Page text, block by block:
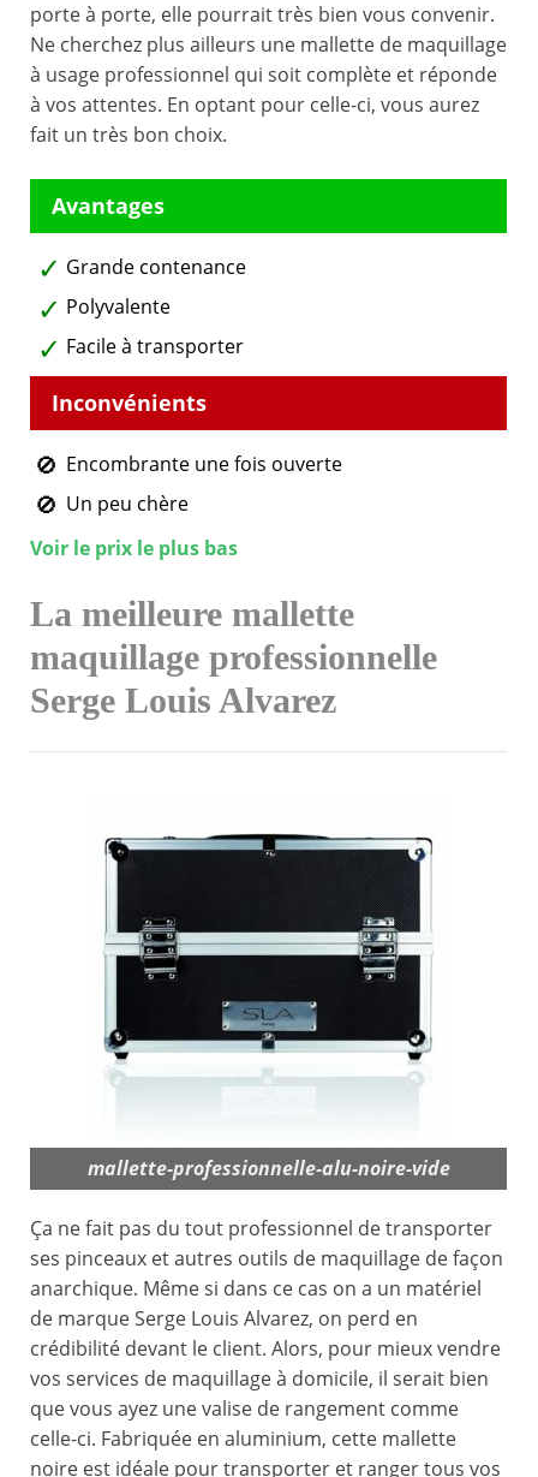
porte à porte, elle pourrait très bien vous convenir.
Ne cherchez plus ailleurs une mallette de maquillage
à usage professionnel qui soit complète et réponde
à vos attentes. En optant pour celle-ci, vous aurez
fait un très bon choix.
Grande contenance
Polyvalente
Facile à transporter
Encombrante une fois ouverte
Un peu chère
Voir le prix le plus bas
La meilleure mallette
maquillage professionnelle
Serge Louis Alvarez
mallette-professionnelle-alu-noire-vide
Ça ne fait pas du tout professionnel de transporter
ses pinceaux et autres outils de maquillage de façon
anarchique. Même si dans ce cas on a un matériel
de marque Serge Louis Alvarez, on perd en
crédibilité devant le client. Alors, pour mieux vendre
vos services de maquillage à domicile, il serait bien
que vous ayez une valise de rangement comme
celle-ci. Fabriquée en aluminium, cette mallette
noire est idéale pour transporter et ranger tous vos